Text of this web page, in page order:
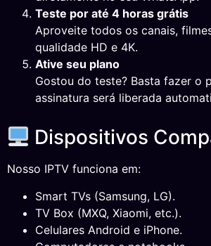
Teste por até 4 horas grátis
Aproveite todos os canais,
qualidade HD e 4K.
Ative seu plano
Gostou do teste? Basta fazer o
assinatura será liberada
Dispositivos
Nosso IPTV funciona em:
Smart TVs (Samsung, LG).
TV Box (MXQ, Xiaomi, etc.).
Celulares Android e iPhone.